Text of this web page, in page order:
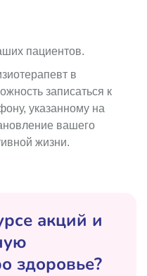
пациентов.
в
записаться к
указанному на
вашего
жизни.
акций и
здоровье?